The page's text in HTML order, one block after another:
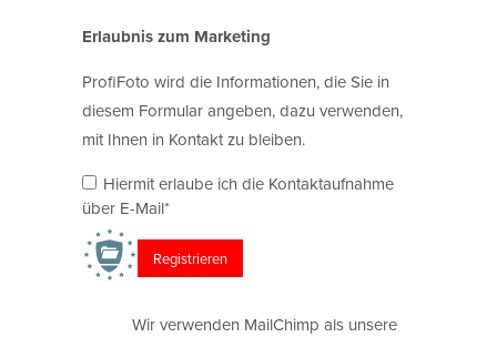
Erlaubnis zum Marketing
ProfiFoto wird die Informationen, die Sie in
diesem Formular angeben, dazu verwenden,
mit Ihnen in Kontakt zu bleiben.
Hiermit erlaube ich die Kontaktaufnahme
über E-Mail*
Wir verwenden MailChimp als unsere